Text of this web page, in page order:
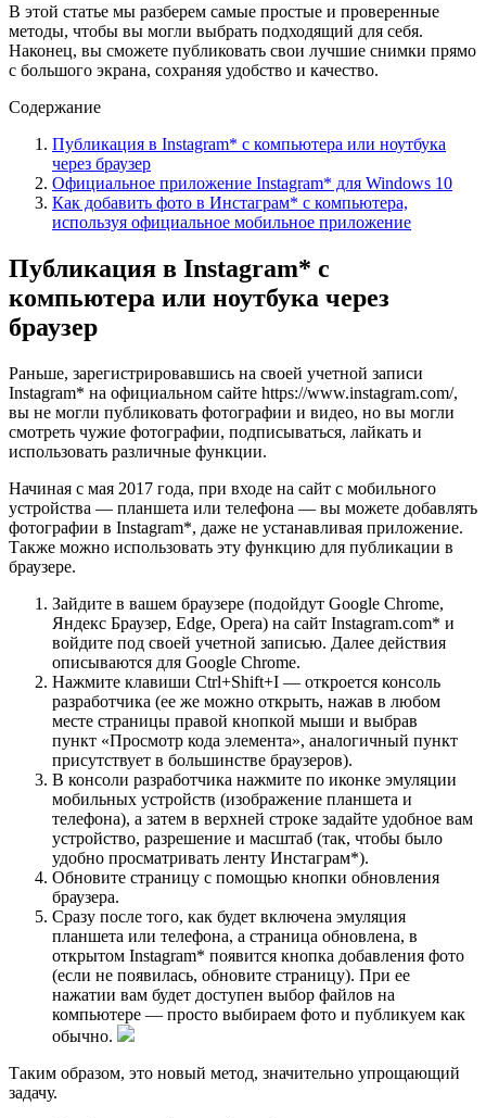
В этой статье мы разберем самые простые и проверенные
методы, чтобы вы могли выбрать подходящий для себя.
Наконец, вы сможете публиковать свои лучшие снимки прямо
с большого экрана, сохраняя удобство и качество.
Содержание
Публикация в Instagram* с компьютера или ноутбука
через браузер
Официальное приложение Instagram* для Windows 10
Как добавить фото в Инстаграм* с компьютера,
используя официальное мобильное приложение
Публикация в Instagram* с
компьютера или ноутбука через
браузер
Раньше, зарегистрировавшись на своей учетной записи
Instagram* на официальном сайте https://www.instagram.com/,
вы не могли публиковать фотографии и видео, но вы могли
смотреть чужие фотографии, подписываться, лайкать и
использовать различные функции.
Начиная с мая 2017 года, при входе на сайт с мобильного
устройства — планшета или телефона — вы можете добавлять
фотографии в Instagram*, даже не устанавливая приложение.
Также можно использовать эту функцию для публикации в
браузере.
Зайдите в вашем браузере (подойдут Google Chrome,
Яндекс Браузер, Edge, Opera) на сайт Instagram.com* и
войдите под своей учетной записью. Далее действия
описываются для Google Chrome.
Нажмите клавиши Ctrl+Shift+I — откроется консоль
разработчика (ее же можно открыть, нажав в любом
месте страницы правой кнопкой мыши и выбрав
пункт «Просмотр кода элемента», аналогичный пункт
присутствует в большинстве браузеров).
В консоли разработчика нажмите по иконке эмуляции
мобильных устройств (изображение планшета и
телефона), а затем в верхней строке задайте удобное вам
устройство, разрешение и масштаб (так, чтобы было
удобно просматривать ленту Инстаграм*).
Обновите страницу с помощью кнопки обновления
браузера.
Сразу после того, как будет включена эмуляция
планшета или телефона, а страница обновлена, в
открытом Instagram* появится кнопка добавления фото
(если не появилась, обновите страницу). При ее
нажатии вам будет доступен выбор файлов на
компьютере — просто выбираем фото и публикуем как
обычно.
Таким образом, это новый метод, значительно упрощающий
задачу.